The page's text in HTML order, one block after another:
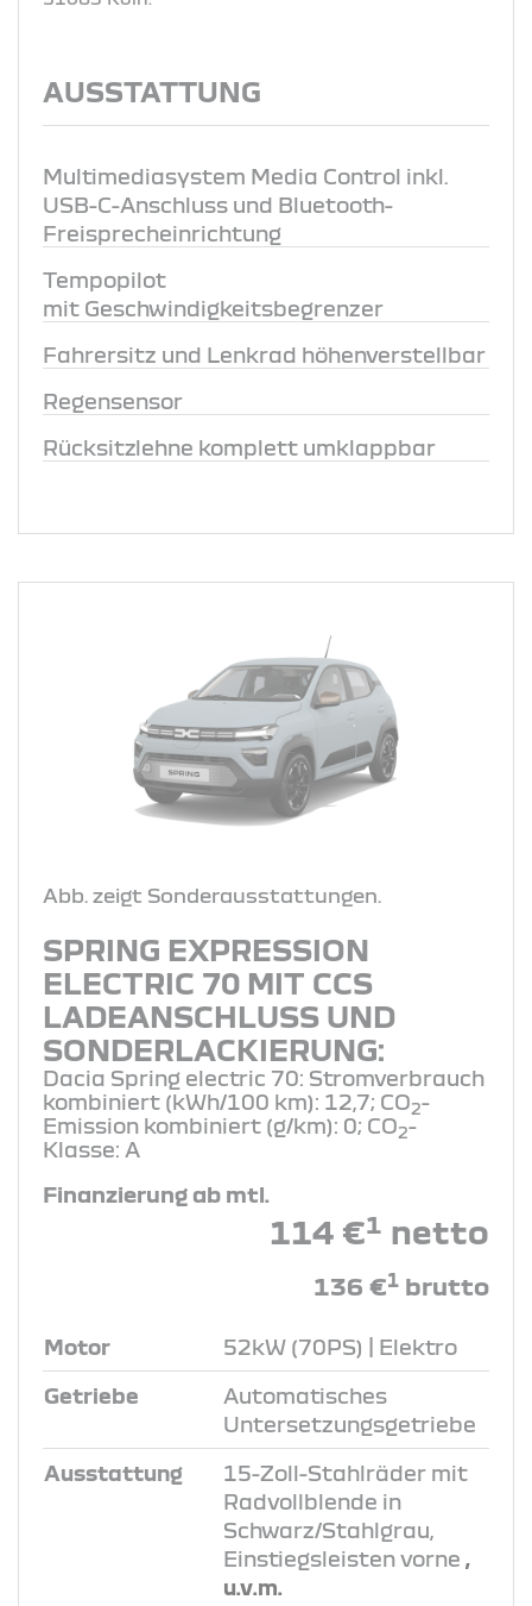
AUSSTATTUNG
Multimediasystem Media Control inkl.
USB-C-Anschluss und Bluetooth-
Freisprecheinrichtung
Tempopilot
mit Geschwindigkeitsbegrenzer
Fahrersitz und Lenkrad höhenverstellbar
Regensensor
Rücksitzlehne komplett umklappbar
Abb. zeigt Sonderausstattungen.
SPRING EXPRESSION
ELECTRIC 70 MIT CCS
LADEANSCHLUSS UND
SONDERLACKIERUNG:
Dacia Spring electric 70: Stromverbrauch
kombiniert (kWh/100 km): 12,7; CO2-
Emission kombiniert (g/km): 0; CO2-
Klasse: A
Finanzierung ab mtl.
114 €1 netto
136 €1 brutto
Motor 52kW (70PS) | Elektro
Getriebe
Automatisches
Untersetzungsgetriebe
Ausstattung
15-Zoll-Stahlräder mit
Radvollblende in
Schwarz/Stahlgrau,
Einstiegsleisten vorne ,
u.v.m.